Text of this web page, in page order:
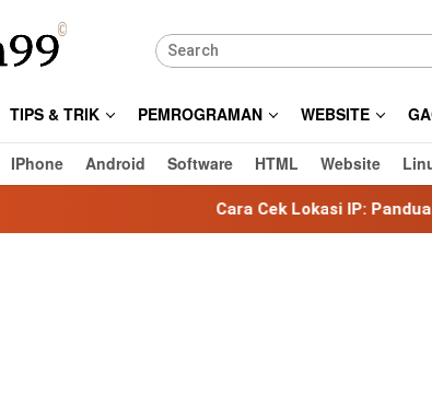
TIPS & TRIK PEMROGRAMAN WEBSITE
IPhone Android Software HTML Website
Cara Cek Lokasi IP: Panduan Lengkap